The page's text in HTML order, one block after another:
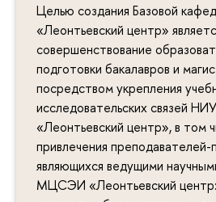
Целью создания Базовой
«Леонтьевский центр»
совершенствование
подготовки бакалавров и
посредством укрепления
исследовательских связей
«Леонтьевский центр», в том
привлечения преподавателей-
являющихся ведущими
МЦСЭИ «Леонтьевский